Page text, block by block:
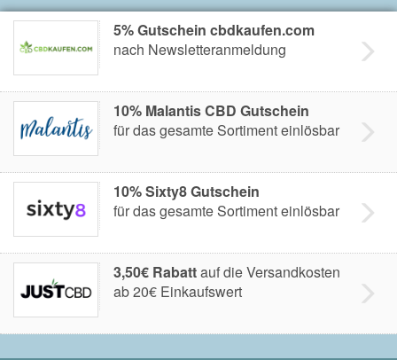
5% Gutschein cbdkaufen.com
nach Newsletteranmeldung
10% Malantis CBD Gutschein
für das gesamte Sortiment einlösbar
10% Sixty8 Gutschein
für das gesamte Sortiment einlösbar
3,50€ Rabattauf die Versandkosten
ab 20€ Einkaufswert